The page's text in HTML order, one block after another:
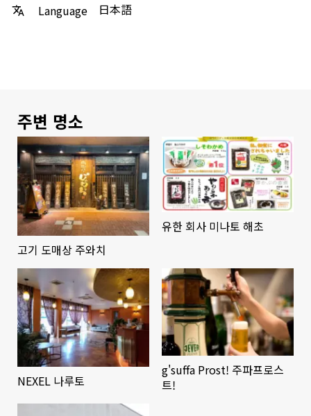
Language 日本語
주변 명소
고기 도매상 주와치
유한 회사 미나토 해초
NEXEL 나루토
g'suffa Prost! 주파프로스
트!